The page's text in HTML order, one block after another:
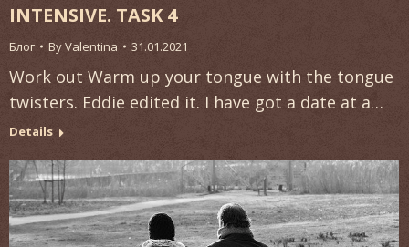
INTENSIVE. TASK 4
Блог ByValentina 31.01.2021
Work out Warm up your tongue with the tongue
twisters. Eddie edited it. I have got a date at a…
Details